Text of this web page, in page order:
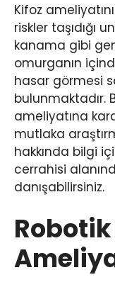
Kifoz
riskler taşıdığı
kanama gibi
omurganın
hasar görmesi
bulunmaktadır.
ameliyatına
mutlaka
hakkında bilgi
cerrahisi
danışabilirsiniz.